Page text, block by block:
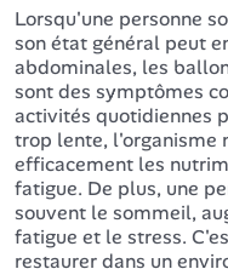
Lorsqu'une personne
son état général peut
abdominales, les
sont des symptômes
activités quotidiennes
trop lente, l'organisme
efficacement les
fatigue. De plus, une
souvent le sommeil,
fatigue et le stress.
restaurer dans un